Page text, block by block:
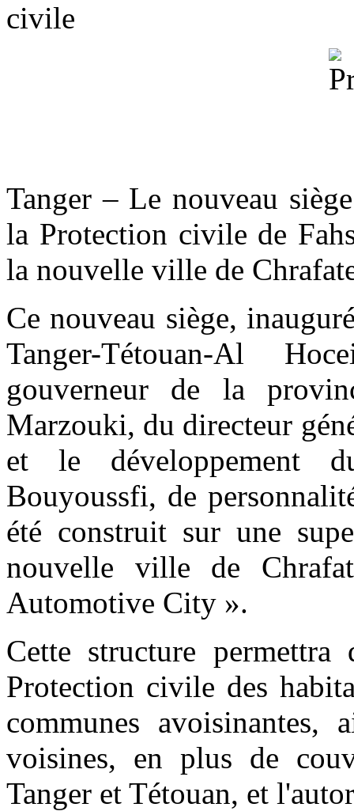
civile
Tanger – Le nouveau
la Protection civile de
la nouvelle ville de
Ce nouveau siège,
Tanger-Tétouan-Al
gouverneur de la
Marzouki, du directeur
et le développement
Bouyoussfi, de
été construit sur une
nouvelle ville de
Automotive City ».
Cette structure
Protection civile des
communes avoisinantes,
voisines, en plus de
Tanger et Tétouan, et